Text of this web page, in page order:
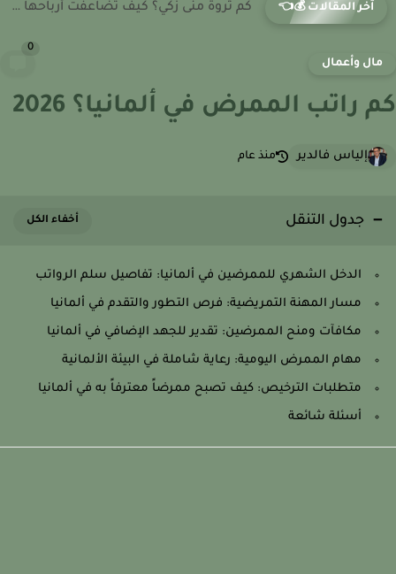
آخر المقالات 💰👈 كم ثروة لبلبة؟ أسرار أرباحها من السينما والمسرح عبر العقود...
وأعمال
راتب الممرض في ألمانيا؟ 2026
إلياس فالدير منذ عام
جدول التنقل
الدخل الشهري للممرضين في ألمانيا: تفاصيل سلم الرواتب
مسار المهنة التمريضية: فرص التطور والتقدم في ألمانيا
مكافآت ومنح الممرضين: تقدير للجهد الإضافي في ألمانيا
مهام الممرض اليومية: رعاية شاملة في البيئة الألمانية
متطلبات الترخيص: كيف تصبح ممرضاً معترفاً به في ألمانيا
أسئلة شائعة